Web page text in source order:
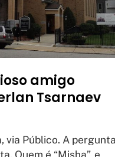
amigo
Tsarnaev
via Público. A
Quem é “Misha”, e